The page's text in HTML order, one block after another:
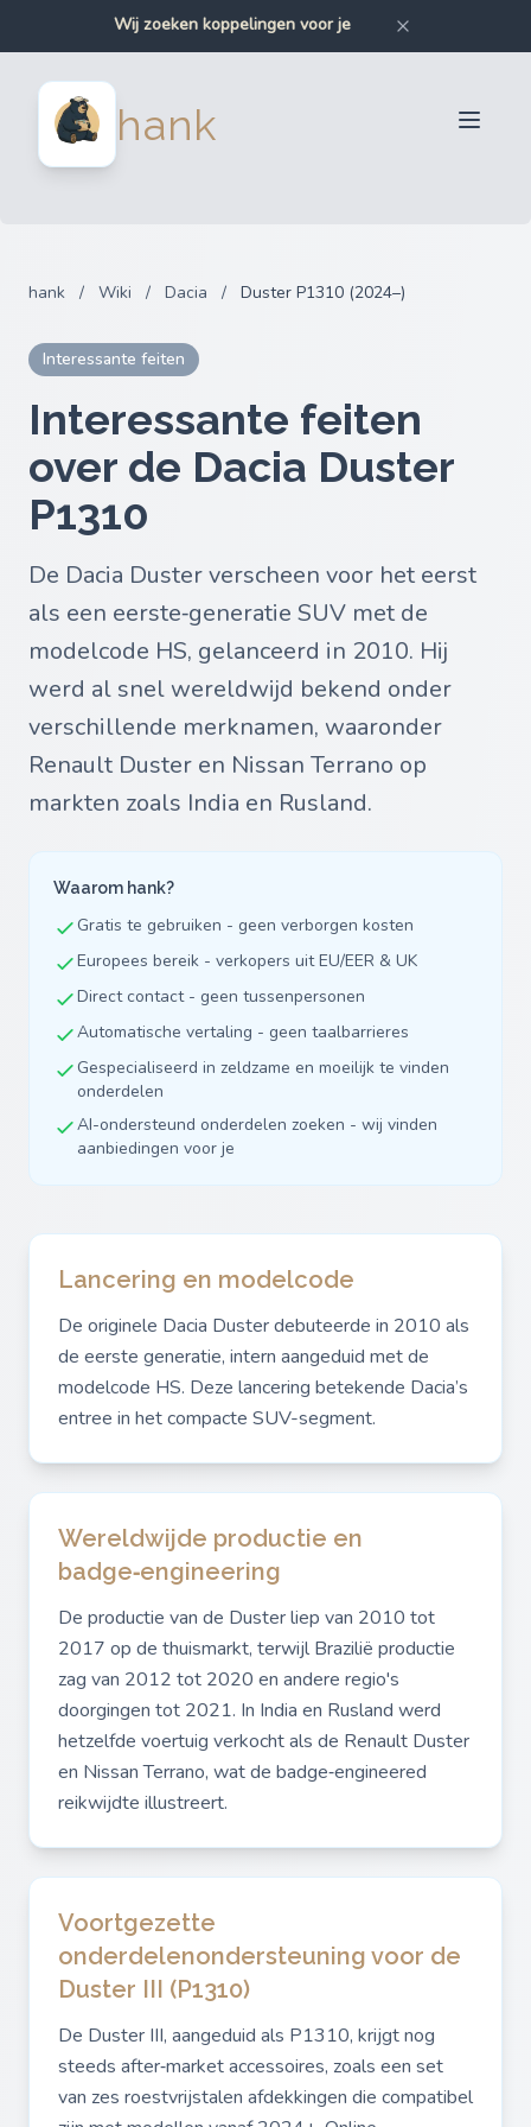
Wij zoeken bumpers voor je
Wij zoeken auto-onderdelen voor je
hank
hank / Wiki / Dacia / Duster P1310 (2024–)
Interessante feiten
Interessante feiten
over de Dacia Duster
P1310
De Dacia Duster verscheen voor het eerst
als een eerste‑generatie SUV met de
modelcode HS, gelanceerd in 2010. Hij
werd al snel wereldwijd bekend onder
verschillende merknamen, waaronder
Renault Duster en Nissan Terrano op
markten zoals India en Rusland.
Waarom hank?
Gratis te gebruiken - geen verborgen kosten
Europees bereik - verkopers uit EU/EER & UK
Direct contact - geen tussenpersonen
Automatische vertaling - geen taalbarrieres
Gespecialiseerd in zeldzame en moeilijk te vinden
onderdelen
AI-ondersteund onderdelen zoeken - wij vinden
aanbiedingen voor je
Lancering en modelcode
De originele Dacia Duster debuteerde in 2010 als
de eerste generatie, intern aangeduid met de
modelcode HS. Deze lancering betekende Dacia’s
entree in het compacte SUV-segment.
Wereldwijde productie en
badge‑engineering
De productie van de Duster liep van 2010 tot
2017 op de thuismarkt, terwijl Brazilië productie
zag van 2012 tot 2020 en andere regio's
doorgingen tot 2021. In India en Rusland werd
hetzelfde voertuig verkocht als de Renault Duster
en Nissan Terrano, wat de badge‑engineered
reikwijdte illustreert.
Voortgezette
onderdelenondersteuning voor de
Duster III (P1310)
De Duster III, aangeduid als P1310, krijgt nog
steeds after‑market accessoires, zoals een set
van zes roestvrijstalen afdekkingen die compatibel